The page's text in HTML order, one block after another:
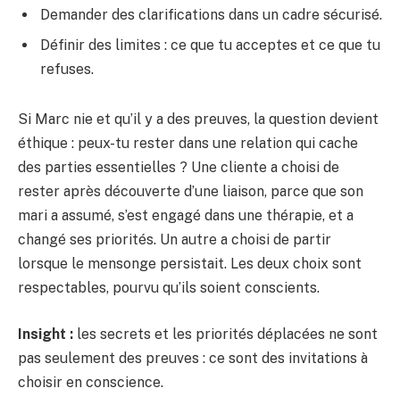
Demander des clarifications dans un cadre sécurisé.
Définir des limites : ce que tu acceptes et ce que tu
refuses.
Si Marc nie et qu’il y a des preuves, la question devient
éthique : peux-tu rester dans une relation qui cache
des parties essentielles ? Une cliente a choisi de
rester après découverte d’une liaison, parce que son
mari a assumé, s’est engagé dans une thérapie, et a
changé ses priorités. Un autre a choisi de partir
lorsque le mensonge persistait. Les deux choix sont
respectables, pourvu qu’ils soient conscients.
Insight : les secrets et les priorités déplacées ne sont
pas seulement des preuves : ce sont des invitations à
choisir en conscience.